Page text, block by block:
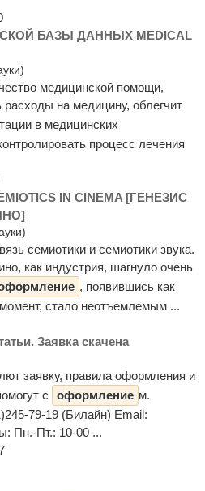
БАЗЫ ДАННЫХ MEDICAL
медицинской помощи,
на медицину, облегчит
в медицинских
процесс лечения
IN CINEMA [ГЕНЕЗИС
семиотики и семиотики звука.
как индустрия, шагнуло очень
, появившись как
стало неотъемлемым ...
Заявка скачена
заявку, правила оформления и
с
оформление м.
79-19 (Билайн) Email:
Пн.-Пт.: 10-00 ...